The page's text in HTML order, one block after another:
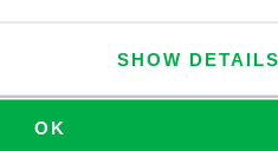
SHOW
OK